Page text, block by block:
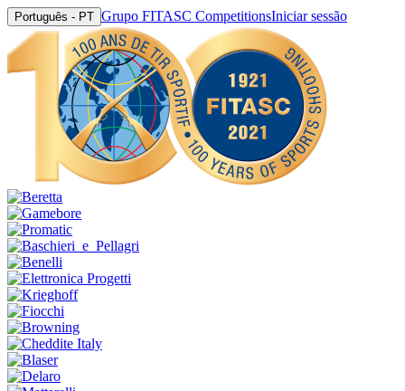
Português - PT Grupo FITASC CompetitionsIniciar sessão